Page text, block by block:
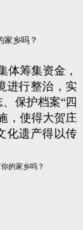
体筹集资金，
进行整治，实
保护档案“四
，使得大贺庄
化遗产得以传